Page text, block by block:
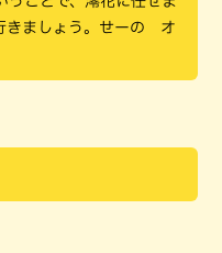
きましょう。せーの オ